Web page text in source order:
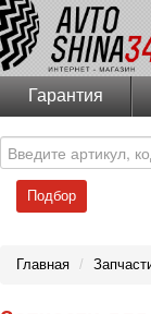
Гарантия
Подбор
Главная /